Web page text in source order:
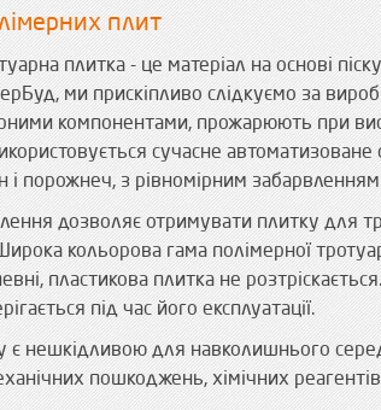
плит
плитка - це матеріал на основі
ми прискіпливо слідкуємо за
компонентами, прожарюють при
сучасне
і порожнеч, з рівномірним
дозволяє отримувати плитку для
кольорова гама полімерної
пластикова плитка не
під час його експлуатації.
є нешкідливою для навколишнього
пошкоджень, хімічних